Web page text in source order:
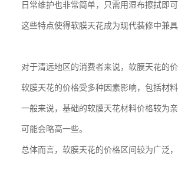
日常维护也非常简单，只需用湿布擦拭即
这些特点使得软膜天花成为现代装修中兼
对于清远地区的消费者来说，软膜天花的
软膜天花的价格受多种因素影响，包括材
一般来说，基础的软膜天花材料价格较为
可能会略高一些。
总体而言，软膜天花的价格区间较为广泛